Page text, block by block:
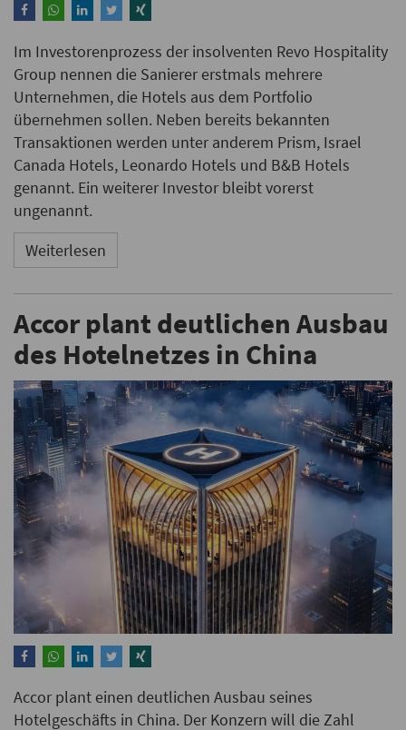
Im Investorenprozess der insolventen Revo Hospitality
Group nennen die Sanierer erstmals mehrere
Unternehmen, die Hotels aus dem Portfolio
übernehmen sollen. Neben bereits bekannten
Transaktionen werden unter anderem Prism, Israel
Canada Hotels, Leonardo Hotels und B&B Hotels
genannt. Ein weiterer Investor bleibt vorerst
ungenannt.
Weiterlesen
Accor plant deutlichen Ausbau
des Hotelnetzes in China
Accor plant einen deutlichen Ausbau seines
Hotelgeschäfts in China. Der Konzern will die Zahl